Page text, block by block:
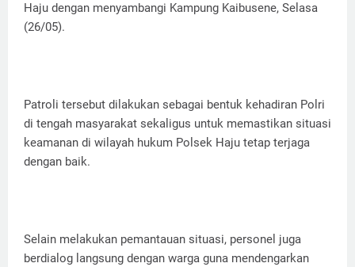
Haju dengan menyambangi Kampung Kaibusene, Selasa
(26/05).
‎Patroli tersebut dilakukan sebagai bentuk kehadiran Polri
di tengah masyarakat sekaligus untuk memastikan situasi
keamanan di wilayah hukum Polsek Haju tetap terjaga
dengan baik.
‎Selain melakukan pemantauan situasi, personel juga
berdialog langsung dengan warga guna mendengarkan